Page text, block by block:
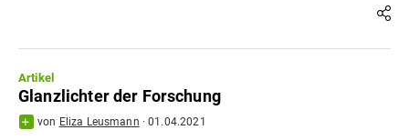
Artikel
Glanzlichter der Forschung
von Eliza Leusmann ·01.04.2021